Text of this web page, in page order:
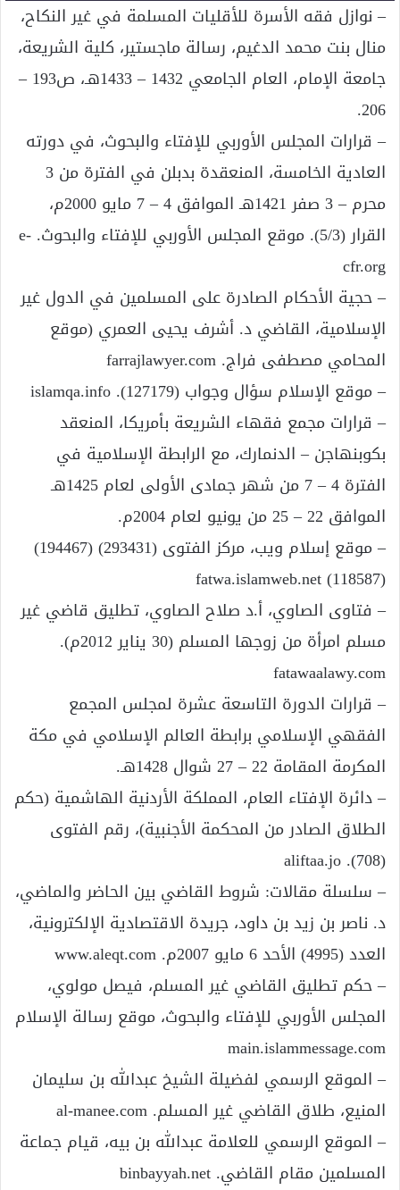
– نوازل فقه الأسرة للأقليات المسلمة في غير النكاح،
منال بنت محمد الدغيم، رسالة ماجستير، كلية الشريعة،
جامعة الإمام، العام الجامعي 1432 – 1433هـ، ص193 –
206.
– قرارات المجلس الأوربي للإفتاء والبحوث، في دورته
العادية الخامسة، المنعقدة بدبلن في الفترة من 3
محرم – 3 صفر 1421هـ الموافق 4 – 7 مايو 2000م،
القرار (5/3). موقع المجلس الأوربي للإفتاء والبحوث. e-
cfr.org
– حجية الأحكام الصادرة على المسلمين في الدول غير
الإسلامية، القاضي د. أشرف يحيى العمري (موقع
المحامي مصطفى فراج. farrajlawyer.com
– موقع الإسلام سؤال وجواب (127179). islamqa.info
– قرارات مجمع فقهاء الشريعة بأمريكا، المنعقد
بكوبنهاجن – الدنمارك، مع الرابطة الإسلامية في
الفترة 4 – 7 من شهر جمادى الأولى لعام 1425هـ
الموافق 22 – 25 من يونيو لعام 2004م.
– موقع إسلام ويب، مركز الفتوى (293431) (194467)
(118587) fatwa.islamweb.net
– فتاوى الصاوي، أ.د صلاح الصاوي، تطليق قاضي غير
مسلم امرأة من زوجها المسلم (30 يناير 2012م).
fatawaalawy.com
– قرارات الدورة التاسعة عشرة لمجلس المجمع
الفقهي الإسلامي برابطة العالم الإسلامي في مكة
المكرمة المقامة 22 – 27 شوال 1428هـ.
– دائرة الإفتاء العام، المملكة الأردنية الهاشمية (حكم
الطلاق الصادر من المحكمة الأجنبية)، رقم الفتوى
(708). aliftaa.jo
– سلسلة مقالات: شروط القاضي بين الحاضر والماضي،
د. ناصر بن زيد بن داود، جريدة الاقتصادية الإلكترونية،
العدد (4995) الأحد 6 مايو 2007م. www.aleqt.com
– حكم تطليق القاضي غير المسلم، فيصل مولوي،
المجلس الأوربي للإفتاء والبحوث، موقع رسالة الإسلام
main.islammessage.com
– الموقع الرسمي لفضيلة الشيخ عبدالله بن سليمان
المنيع، طلاق القاضي غير المسلم. al-manee.com
– الموقع الرسمي للعلامة عبدالله بن بيه، قيام جماعة
المسلمين مقام القاضي. binbayyah.net